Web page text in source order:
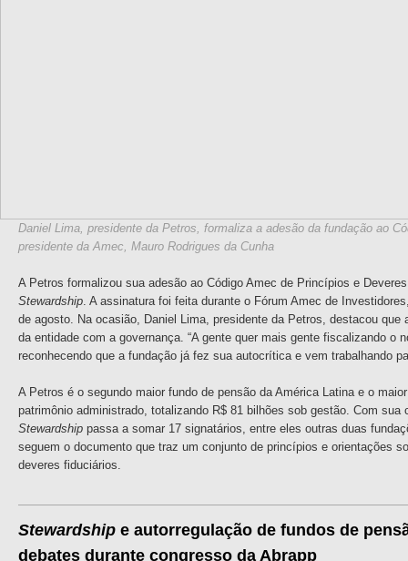
Daniel Lima, presidente da Petros, formaliza a adesão da fundação ao
presidente da Amec, Mauro Rodrigues da Cunha
A Petros formalizou sua adesão ao Código Amec de Princípios e
Stewardship. A assinatura foi feita durante o Fórum Amec de
de agosto. Na ocasião, Daniel Lima, presidente da Petros, destacou que
da entidade com a governança. “A gente quer mais gente fiscalizando o
reconhecendo que a fundação já fez sua autocrítica e vem trabalhando
A Petros é o segundo maior fundo de pensão da América Latina e o
patrimônio administrado, totalizando R$ 81 bilhões sob gestão. Com sua
Stewardship passa a somar 17 signatários, entre eles outras duas
seguem o documento que traz um conjunto de princípios e orientações
deveres fiduciários.
Stewardship e autorregulação de fundos de
debates durante congresso da Abrapp